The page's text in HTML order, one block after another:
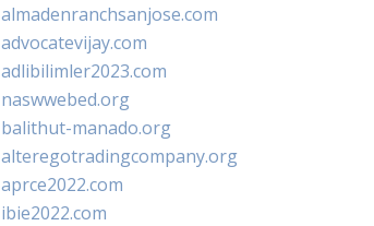
almadenranchsanjose.com
advocatevijay.com
adlibilimler2023.com
naswwebed.org
balithut-manado.org
alteregotradingcompany.org
aprce2022.com
ibie2022.com